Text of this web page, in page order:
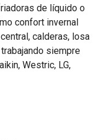
de líquido o
confort invernal
calderas, losa
siempre
Westric, LG,